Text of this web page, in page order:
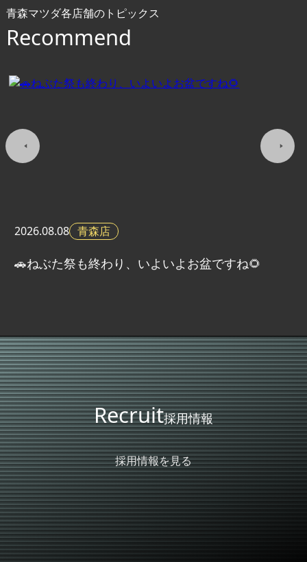
青森マツダ各店舗のトピックス
2026.08.08 青森店
🚗ねぶた祭も終わり、いよいよお盆ですね🌻
Recruit採用情報
採用情報を見る